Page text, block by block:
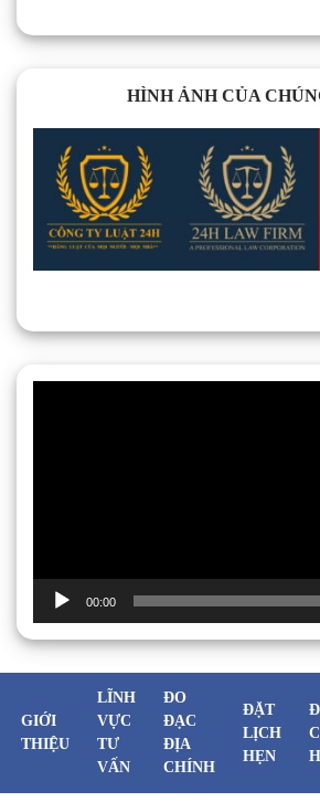
HÌNH ẢNH CỦA
00:00
GIỚI
THIỆU
LĨNH
VỰC
TƯ
VẤN
ĐO
ĐẠC
ĐỊA
CHÍNH
ĐẶT
LỊCH
HẸN